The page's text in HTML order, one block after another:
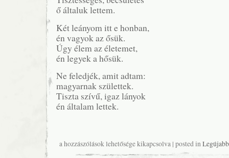
ő általuk lettem.
Két leányom itt e honban,
én vagyok az ősük.
Úgy élem az életemet,
én legyek a hősük.
Ne feledjék, amit adtam:
magyarnak születtek.
Tiszta szívű, igaz lányok
én általam lettek.
(H)ősök
a hozzászólások lehetősége kikapcsolva| posted in